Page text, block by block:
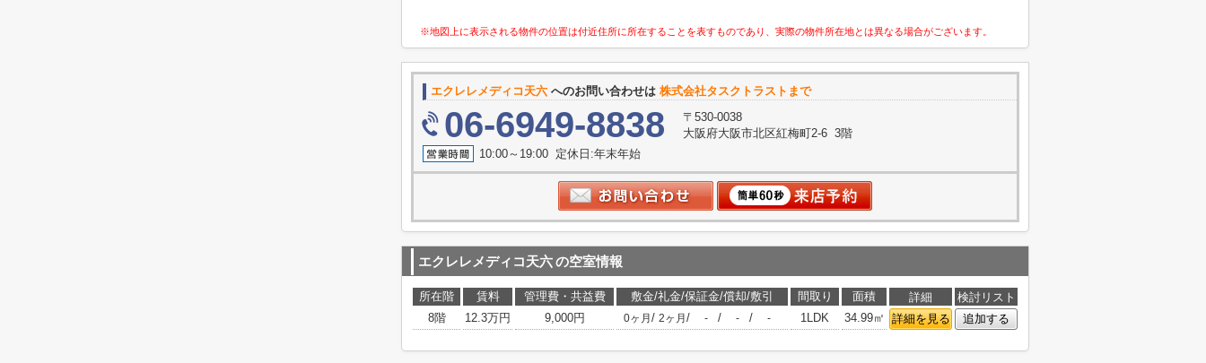
※地図上に表示される物件の位置は付近住所に所在することを表すものであり、実際の物件所在地とは異なる場合がございます。
エクレレメディコ天六 へのお問い合わせは 株式会社タスクトラストまで
06-6949-8838
〒530-0038
大阪府大阪市北区紅梅町2-6 3階
10:00～19:00 定休日:年末年始
エクレレメディコ天六の空室情報
所在階 賃料 管理費・共益費 敷金/礼金/保証金/償却/敷引 間取り 面積 詳細
検討リスト
8階
12.3万円 9,000円 0ヶ月 / 2ヶ月 / - / - / - 1LDK 34.99㎡ 詳細を見る 追加する